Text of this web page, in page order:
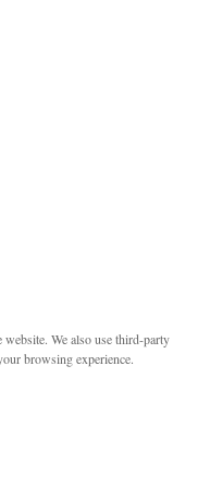
We also use third-party
browsing experience.